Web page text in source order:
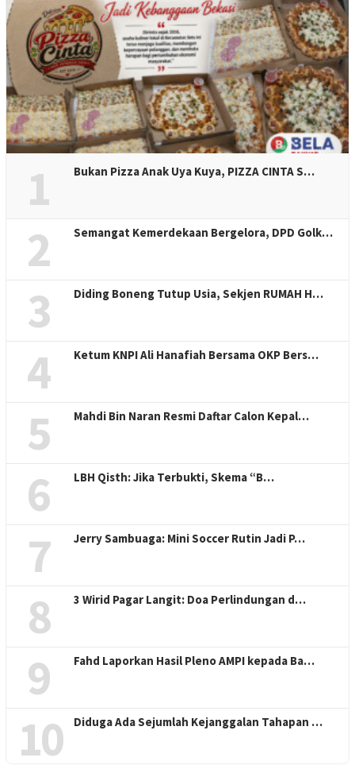
1 Bukan Pizza Anak Uya Kuya, PIZZA CINTA S…
2 Semangat Kemerdekaan Bergelora, DPD Golk…
3 Diding Boneng Tutup Usia, Sekjen RUMAH H…
4 Ketum KNPI Ali Hanafiah Bersama OKP Bers…
5 Mahdi Bin Naran Resmi Daftar Calon Kepal…
6 LBH Qisth: Jika Terbukti, Skema “B…
7 Jerry Sambuaga: Mini Soccer Rutin Jadi P…
8 3 Wirid Pagar Langit: Doa Perlindungan d…
9 Fahd Laporkan Hasil Pleno AMPI kepada Ba…
10 Diduga Ada Sejumlah Kejanggalan Tahapan …